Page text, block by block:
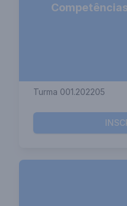
Turma 001.202205